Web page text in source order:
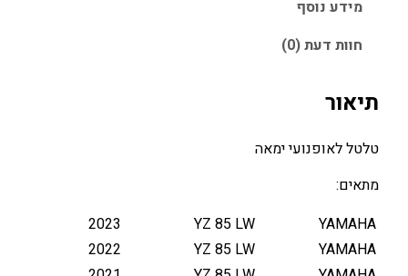
A
A
H
Y
Z
8
מידע נוסף
חוות דעת (0)
תיאור
טלטל לאופנועי ימאה
מתאים:
YAMAHA
YZ 85 LW
2023
YAMAHA
YZ 85 LW
2022